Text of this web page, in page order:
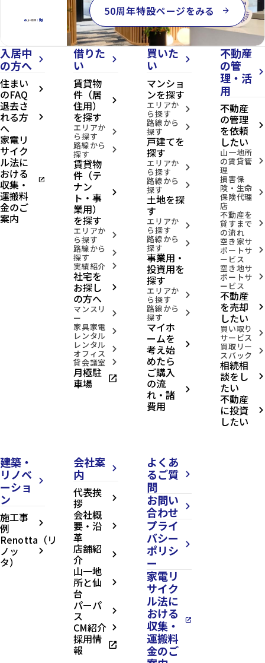
50周年特設ページをみる arrow_forward
入居中
の方へ
arrow_forward_ios
住まい
のFAQ arrow_forward_ios
退去さ
れる方
へ
arrow_forward_ios
家電リ
サイク
ル法に
おける
収集・
運搬料
金のご
案内
open_in_new
借りた
い
arrow_forward_ios
賃貸物
件（居
住用）
を探す
arrow_forward_ios
エリアか
ら探す arrow_forward_ios
路線から
探す arrow_forward_ios
賃貸物
件（テ
ナン
ト・事
業用）
を探す
arrow_forward_ios
エリアか
ら探す arrow_forward_ios
路線から
探す arrow_forward_ios
実績紹介 arrow_forward_ios
社宅を
お探し
の方へ
arrow_forward_ios
マンスリ
ー arrow_forward_ios
家具家電
レンタル arrow_forward_ios
レンタル
オフィス arrow_forward_ios
貸会議室 arrow_forward_ios
月極駐
車場 open_in_new
買いた
い
arrow_forward_ios
マンショ
ンを探す
エリアか
ら探す arrow_forward_ios
路線から
探す arrow_forward_ios
戸建てを
探す
エリアか
ら探す arrow_forward_ios
路線から
探す arrow_forward_ios
土地を探
す
エリアか
ら探す arrow_forward_ios
路線から
探す arrow_forward_ios
事業用・
投資用を
探す
エリアか
ら探す arrow_forward_ios
路線から
探す arrow_forward_ios
マイホ
ームを
考え始
めたら
arrow_forward_ios
ご購入
の流
れ・諸
費用
arrow_forward_ios
不動産
の管
理・活
用
arrow_forward_ios
不動産
の管理
を依頼
したい
arrow_forward_ios
山一地所
の賃貸管
理
arrow_forward_ios
損害保
険・生命
保険代理
店
arrow_forward_ios
不動産を
貸すまで
の流れ
arrow_forward_ios
空き家サ
ポートサ
ービス
arrow_forward_ios
空き地サ
ポートサ
ービス
arrow_forward_ios
不動産
を売却
したい
arrow_forward_ios
買い取り
サービス arrow_forward_ios
買取リー
スバック arrow_forward_ios
相続相
談をし
たい
arrow_forward_ios
不動産
に投資
したい
arrow_forward_ios
建築・
リノベ
ーショ
ン
arrow_forward_ios
施工事
例 arrow_forward_ios
Renotta（リ
ノッ
タ）
arrow_forward_ios
会社案
内
arrow_forward_ios
代表挨
拶 arrow_forward_ios
会社概
要・沿
革
arrow_forward_ios
店舗紹
介 arrow_forward_ios
山一地
所と仙
台
arrow_forward_ios
パーパ
ス arrow_forward_ios
CM紹介 arrow_forward_ios
採用情
報 open_in_new
よくあ
るご質
問
arrow_forward_ios
お問い
合わせ
arrow_forward_ios
プライ
バシー
ポリシ
ー
arrow_forward_ios
家電リ
サイク
ル法に
おける
収集・
運搬料
金のご
open_in_new